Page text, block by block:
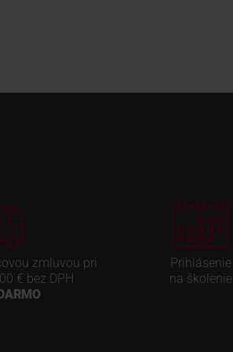
zmluvou pri
€ bez DPH
Prihlásenie
na školenie